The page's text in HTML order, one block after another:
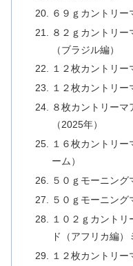
６９ｇカントリ
８２ｇカントリ
（ブラジル編）
１２枚カントリー
１２枚カントリー
８枚カントリーマ
（2025年）
１６枚カントリ
ーム）
５０ｇモーニング
５０ｇモーニング
１０２ｇカント
ド（アフリカ編）
１２枚カントリー